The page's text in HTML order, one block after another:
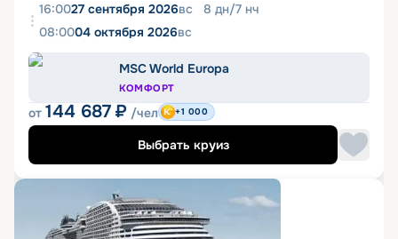
16:0027 сентября 2026вс 8 дн/7 нч
08:0004 октября 2026вс
MSC World Europa
КОМФОРТ
от 144 687 ₽ /чел +1 000
Выбрать круиз